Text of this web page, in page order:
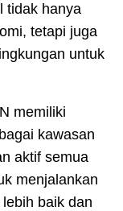
tidak hanya
tetapi juga
untuk
memiliki
kawasan
aktif semua
menjalankan
baik dan